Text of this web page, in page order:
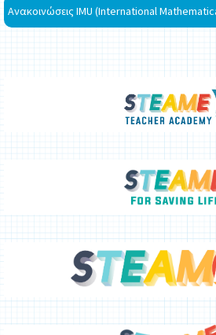
Ανακοινώσεις IMU (International